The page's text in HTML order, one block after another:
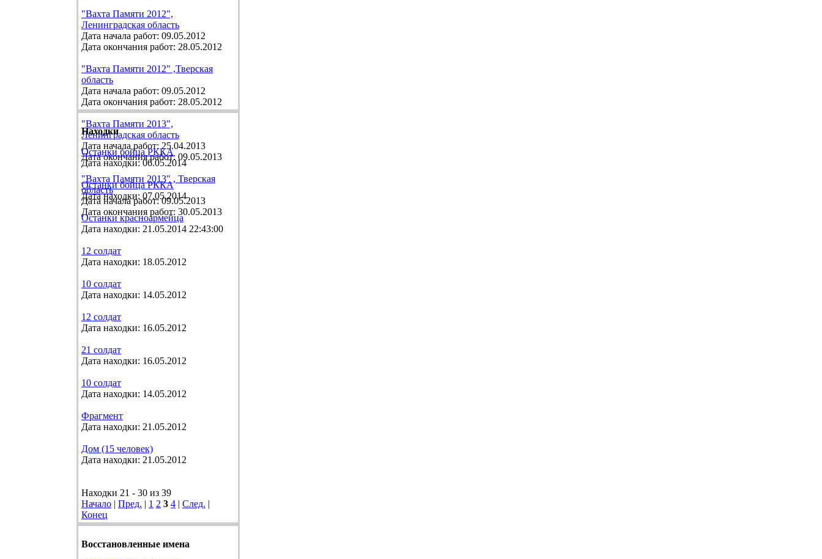
"Вахта Памяти 2012",
Ленинградская область
Дата начала работ: 09.05.2012
Дата окончания работ: 28.05.2012
"Вахта Памяти 2012" ,Тверская
область
Дата начала работ: 09.05.2012
Дата окончания работ: 28.05.2012
"Вахта Памяти 2013",
Ленинградская область
Дата начала работ: 25.04.2013
Дата окончания работ: 09.05.2013
"Вахта Памяти 2013" , Тверская
область
Дата начала работ: 09.05.2013
Дата окончания работ: 30.05.2013
Находки
Останки бойца РККА
Дата находки: 06.05.2014
Останки бойца РККА
Дата находки: 07.05.2014
Останки красноармейца
Дата находки: 21.05.2014 22:43:00
12 солдат
Дата находки: 18.05.2012
10 солдат
Дата находки: 14.05.2012
12 солдат
Дата находки: 16.05.2012
21 солдат
Дата находки: 16.05.2012
10 солдат
Дата находки: 14.05.2012
Фрагмент
Дата находки: 21.05.2012
Дом (15 человек)
Дата находки: 21.05.2012
Находки 21 - 30 из 39
Начало | Пред. | 1 2 3 4 | След. |
Конец
Восстановленные имена